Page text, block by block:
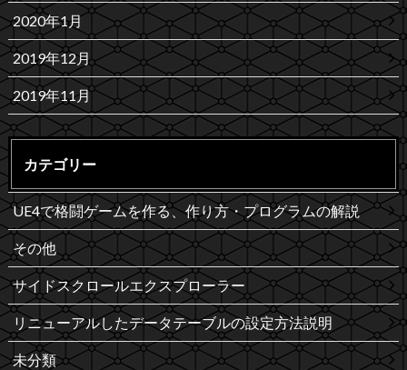
2020年1月
2019年12月
2019年11月
カテゴリー
UE4で格闘ゲームを作る、作り方・プログラムの解説
その他
サイドスクロールエクスプローラー
リニューアルしたデータテーブルの設定方法説明
未分類